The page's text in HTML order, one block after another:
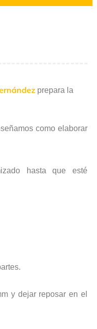
prepara la
como elaborar
hasta que esté
y dejar reposar en el